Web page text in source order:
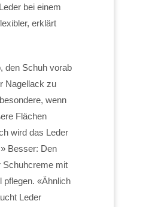
bei einem
erklärt
den Schuh vorab
Nagellack zu
wenn
Flächen
wird das Leder
Besser: Den
Schuhcreme mit
pflegen. «Ähnlich
Leder